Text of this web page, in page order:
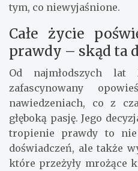
tym, co niewyjaśnione.
Całe życie
prawdy – skąd ta
Od najmłodszych lat
zafascynowany
nawiedzeniach, co z
głęboką pasję. Jego
tropienie prawdy to
doświadczeń, ale także
które przeżyły mrożące